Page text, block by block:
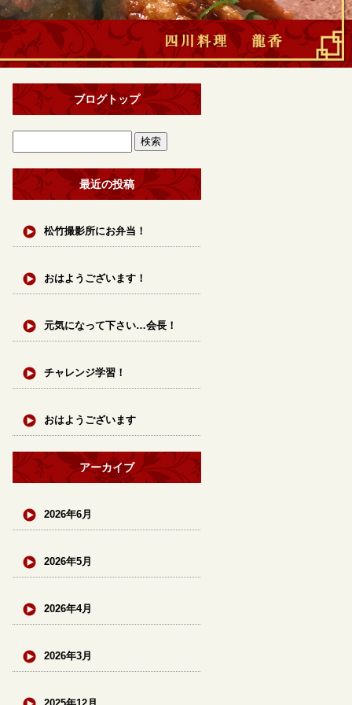
ブログトップ
最近の投稿
松竹撮影所にお弁当！
おはようございます！
元気になって下さい…会長！
チャレンジ学習！
おはようございます
アーカイブ
2026年6月
2026年5月
2026年4月
2026年3月